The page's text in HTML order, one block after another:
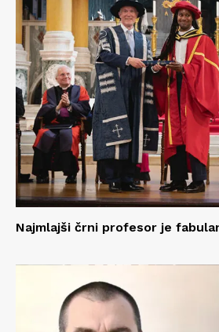
Najmlajši črni profesor je